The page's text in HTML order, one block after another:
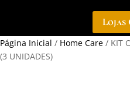
Lojas
Página Inicial / Home Care / KIT
(3 UNIDADES)